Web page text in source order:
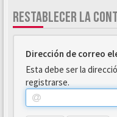
RESTABLECER LA
Dirección de correo
Esta debe ser la
registrarse.